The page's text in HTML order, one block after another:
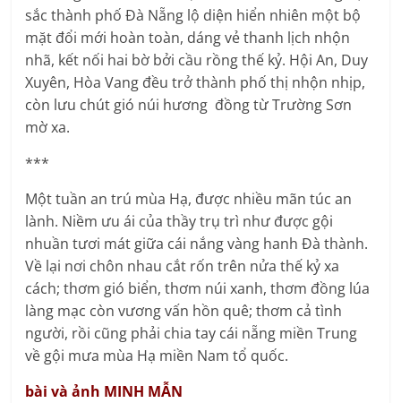
sắc thành phố Đà Nẵng lộ diện hiển nhiên một bộ
mặt đổi mới hoàn toàn, dáng vẻ thanh lịch nhộn
nhã, kết nối hai bờ bởi cầu rồng thế kỷ. Hội An, Duy
Xuyên, Hòa Vang đều trở thành phố thị nhộn nhịp,
còn lưu chút gió núi hương đồng từ Trường Sơn
mờ xa.
***
Một tuần an trú mùa Hạ, được nhiều mãn túc an
lành. Niềm ưu ái của thầy trụ trì như được gội
nhuần tươi mát giữa cái nắng vàng hanh Đà thành.
Về lại nơi chôn nhau cắt rốn trên nửa thế kỷ xa
cách; thơm gió biển, thơm núi xanh, thơm đồng lúa
làng mạc còn vương vấn hồn quê; thơm cả tình
người, rồi cũng phải chia tay cái nẵng miền Trung
về gội mưa mùa Hạ miền Nam tổ quốc.
bài và ảnh MINH MẪN